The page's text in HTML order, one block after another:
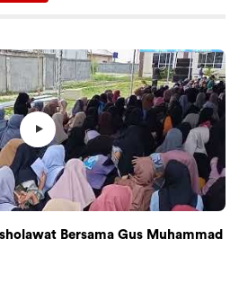
Bersama Gus Muhammad